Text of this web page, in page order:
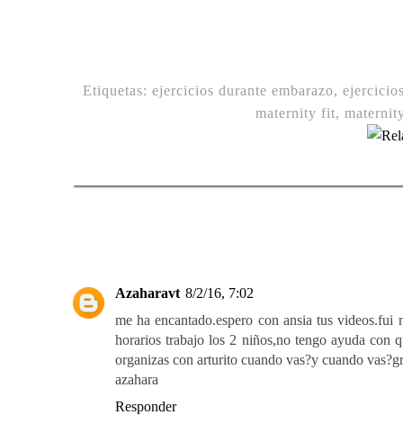
Etiquetas: ejercicios durante embarazo,
maternity fit,
Azaharavt 8/2/16, 7:02
me ha encantado.espero con ansia tus
horarios trabajo los 2 niños,no tengo ayuda
organizas con arturito cuando vas?y cuando
azahara
Responder